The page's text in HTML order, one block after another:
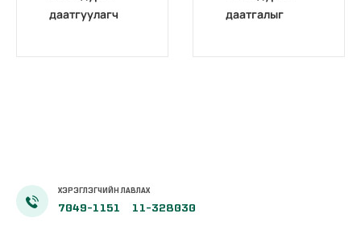
даатгуулагч
даатгалыг
ХЭРЭГЛЭГЧИЙН ЛАВЛАХ
7049-1151 11-328030